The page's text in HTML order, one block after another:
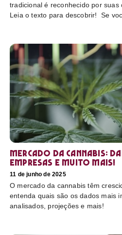
tradicional é reconhecido por suas
Leia o texto para descobrir! Se
Mercado da cannabis:
empresas e muito mais!
11 de junho de 2025
O mercado da cannabis têm
entenda quais são os dados mais
analisados, projeções e mais!